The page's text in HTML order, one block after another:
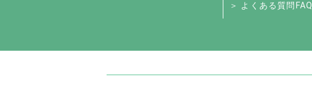
＞ よくある質問FAQ